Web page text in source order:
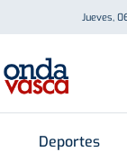
Jueves,
Deportes